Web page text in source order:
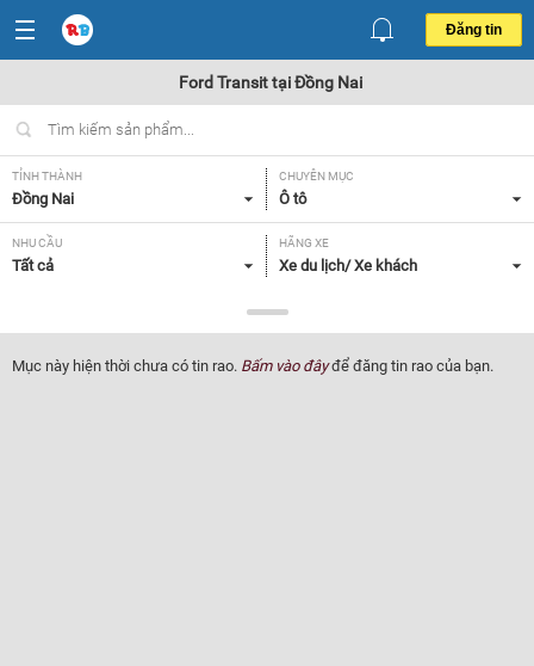
Đăng tin
Ford Transit tại Đồng Nai
TỈNH THÀNH
Đồng Nai
CHUYÊN MỤC
Ô tô
NHU CẦU
Tất cả
HÃNG XE
Xe du lịch/ Xe khách
Ford Transit
NĂM SẢN XUẤT
Tất cả
GIÁ XE XUẤT XỨ
Mục này hiện thời chưa có tin rao. Bấm vào đâyđể đăng tin rao của bạn.